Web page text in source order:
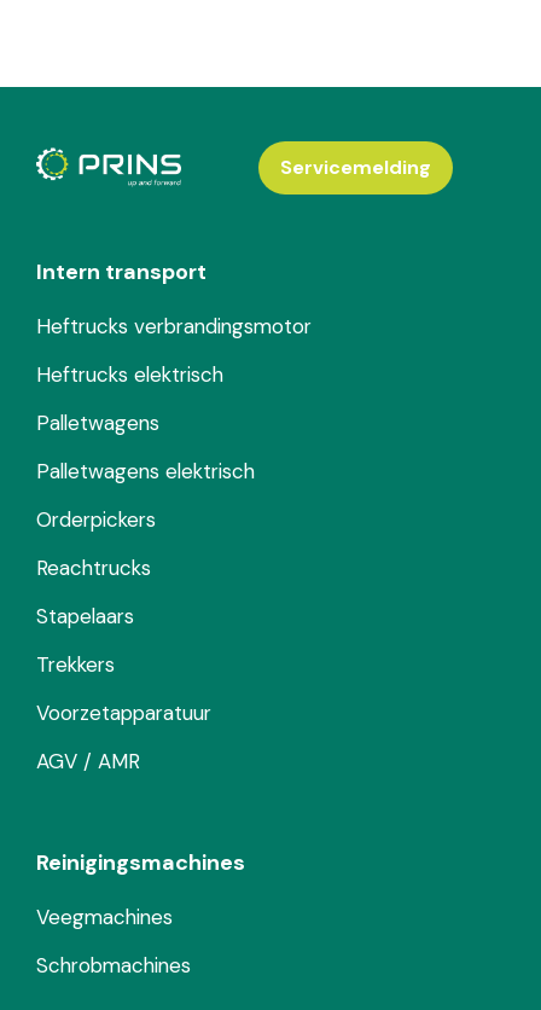
Intern transport
Heftrucks verbrandingsmotor
Heftrucks elektrisch
Palletwagens
Palletwagens elektrisch
Orderpickers
Reachtrucks
Stapelaars
Trekkers
Voorzetapparatuur
AGV / AMR
Reinigingsmachines
Veegmachines
Schrobmachines
Servicemelding